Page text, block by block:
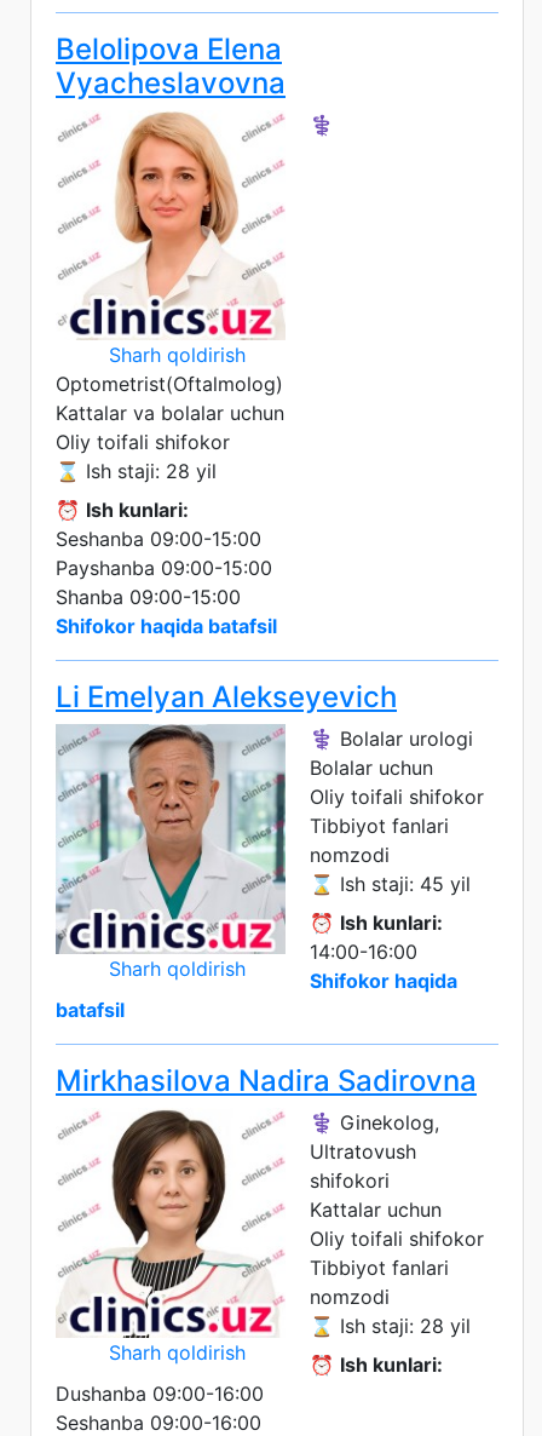
Belolipova Elena
Vyacheslavovna
Sharh qoldirish
⚕️
Optometrist(Oftalmolog)
Kattalar va bolalar uchun
Oliy toifali shifokor
⌛ Ish staji: 28 yil
⏰ Ish kunlari:
Seshanba 09:00-15:00
Payshanba 09:00-15:00
Shanba 09:00-15:00
Shifokor haqida batafsil
Li Emelyan Alekseyevich
Sharh qoldirish
⚕️ Bolalar urologi
Bolalar uchun
Oliy toifali shifokor
Tibbiyot fanlari
nomzodi
⌛ Ish staji: 45 yil
⏰ Ish kunlari:
14:00-16:00
Shifokor haqida
batafsil
Mirkhasilova Nadira Sadirovna
Sharh qoldirish
⚕️ Ginekolog,
Ultratovush
shifokori
Kattalar uchun
Oliy toifali shifokor
Tibbiyot fanlari
nomzodi
⌛ Ish staji: 28 yil
⏰ Ish kunlari:
Dushanba 09:00-16:00
Seshanba 09:00-16:00